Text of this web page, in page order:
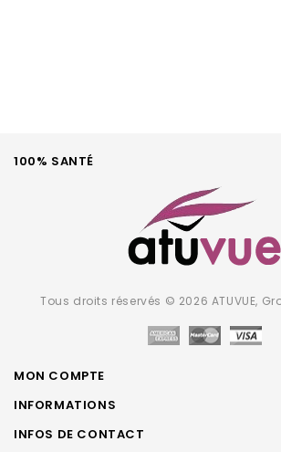
100% SANTÉ
Tous droits réservés © 2026 ATUVUE,
MON COMPTE
INFORMATIONS
INFOS DE CONTACT